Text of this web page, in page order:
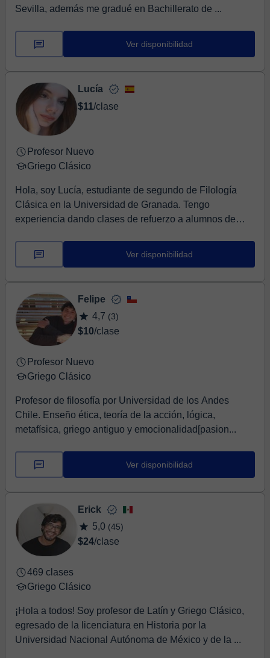
Sevilla, además me gradué en Bachillerato de ...
Ver disponibilidad
Lucía
$11/clase
Profesor Nuevo
Griego Clásico
Hola, soy Lucía, estudiante de segundo de Filología
Clásica en la Universidad de Granada. Tengo
experiencia dando clases de refuerzo a alumnos de
Ver disponibilidad
Felipe
4,7 (3)
$10/clase
Profesor Nuevo
Griego Clásico
Profesor de filosofía por Universidad de los Andes
Chile. Enseño ética, teoría de la acción, lógica,
metafísica, griego antiguo y emocionalidad[pasion...
Ver disponibilidad
Erick
5,0 (45)
$24/clase
469 clases
Griego Clásico
¡Hola a todos! Soy profesor de Latín y Griego Clásico,
egresado de la licenciatura en Historia por la
Universidad Nacional Autónoma de México y de la ...